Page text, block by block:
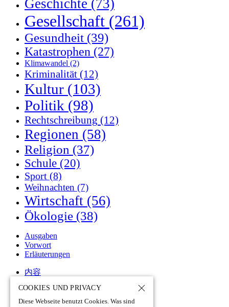
Geschichte (73)
Gesellschaft (261)
Gesundheit (39)
Katastrophen (27)
Klimawandel (2)
Kriminalität (12)
Kultur (103)
Politik (98)
Rechtschreibung (12)
Regionen (58)
Religion (37)
Schule (20)
Sport (8)
Weihnachten (7)
Wirtschaft (56)
Ökologie (38)
Ausgaben
Vorwort
Erläuterungen
内容
Kommentare
Deutschlandseminar
COOKIES UND PRIVACY
Diese Webseite benutzt Cookies. Was sind